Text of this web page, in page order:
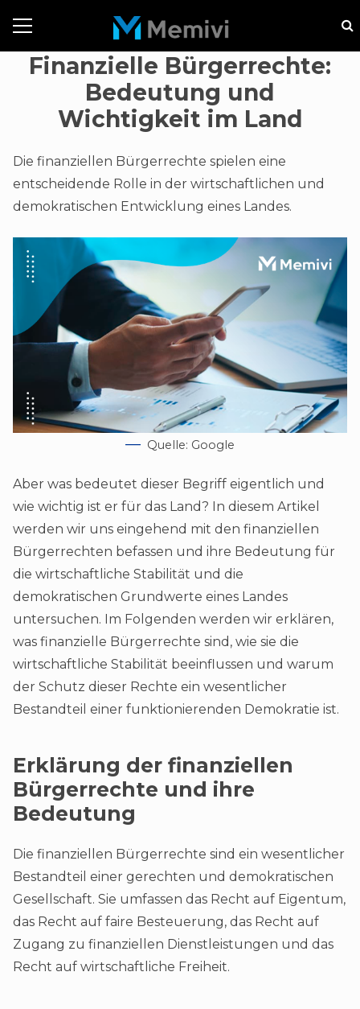
Finanzielle Bürgerrechte:
Bedeutung und
Wichtigkeit im Land
Die finanziellen Bürgerrechte spielen eine
entscheidende Rolle in der wirtschaftlichen und
demokratischen Entwicklung eines Landes.
Quelle: Google
Aber was bedeutet dieser Begriff eigentlich und
wie wichtig ist er für das Land? In diesem Artikel
werden wir uns eingehend mit den finanziellen
Bürgerrechten befassen und ihre Bedeutung für
die wirtschaftliche Stabilität und die
demokratischen Grundwerte eines Landes
untersuchen. Im Folgenden werden wir erklären,
was finanzielle Bürgerrechte sind, wie sie die
wirtschaftliche Stabilität beeinflussen und warum
der Schutz dieser Rechte ein wesentlicher
Bestandteil einer funktionierenden Demokratie ist.
Erklärung der finanziellen
Bürgerrechte und ihre
Bedeutung
Die finanziellen Bürgerrechte sind ein wesentlicher
Bestandteil einer gerechten und demokratischen
Gesellschaft. Sie umfassen das Recht auf Eigentum,
das Recht auf faire Besteuerung, das Recht auf
Zugang zu finanziellen Dienstleistungen und das
Recht auf wirtschaftliche Freiheit.